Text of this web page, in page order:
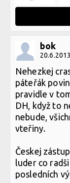
bok
Nehezkej
páteřák
pravidle v
DH, když to
nebude,
vteřiny.
Českej
luder co
posledních